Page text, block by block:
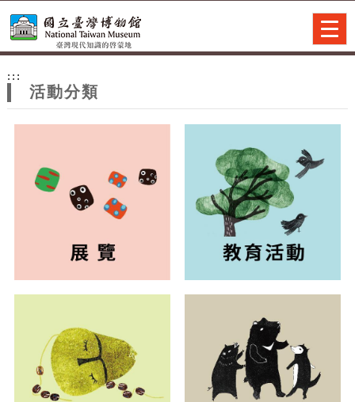
網
站
主
:::
活動分類